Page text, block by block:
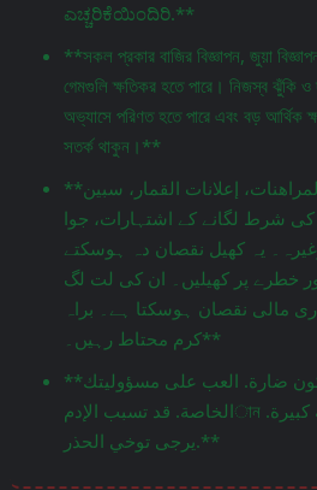
ಎಚ್ಚರಿಕೆಯಿಂದಿರಿ.**
**সকল প্রকার বাজির বিজ্ঞাপন, জুয়া
গেমগুলি ক্ষতিকর হতে পারে। নিজস্ব ঝুঁকি
অভ্যাসে পরিণত হতে পারে এবং বড় আর্থিক
সতর্ক থাকুন।**
**جميع أنواع إعلانات المراهنات، إعلانات القمار، سبين
شرط لگانے کے اشتہارات، جوا
یہ کھیل نقصان دہ ہوسکتے
خطرے پر کھیلیں۔ ان کی لت لگ
مالی نقصان ہوسکتا ہے۔ براہ
کرم محتاط رہیں۔**
**هذه الألعاب قد تكون ضارة. العب على مسؤوليتك
الخاصة. قد تسبب الإدمান وتؤدي إلى خسائر مالية كبيرة.
يرجى توخي الحذر.**